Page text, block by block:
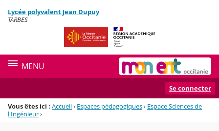
Menu de la rubrique
Contenu
Lycée polyvalent Jean Dupuy
TARBES
MENU
Se connecter
Vous êtes ici : Accueil› Espaces pédagogiques› Espace Sciences de
l'Ingénieur›